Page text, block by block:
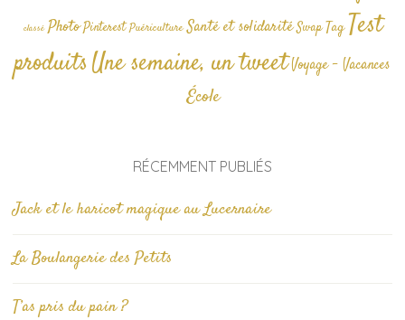
classé Photo Pinterest Puériculture Santé et solidarité Swap TagTest
produitsUne semaine, un tweetVoyage - Vacances
École
RÉCEMMENT PUBLIÉS
Jack et le haricot magique au Lucernaire
La Boulangerie des Petits
T’as pris du pain ?